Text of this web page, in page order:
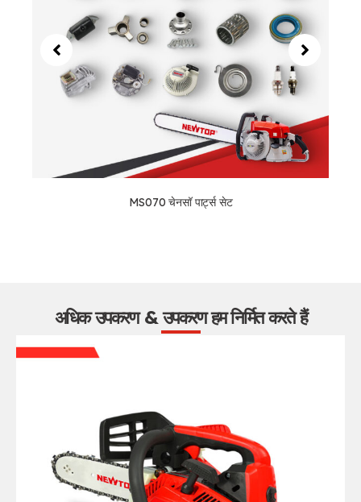
MS070 चेनसॉ पार्ट्स सेट
अधिक उपकरण & उपकरण हम निर्मित करते हैं